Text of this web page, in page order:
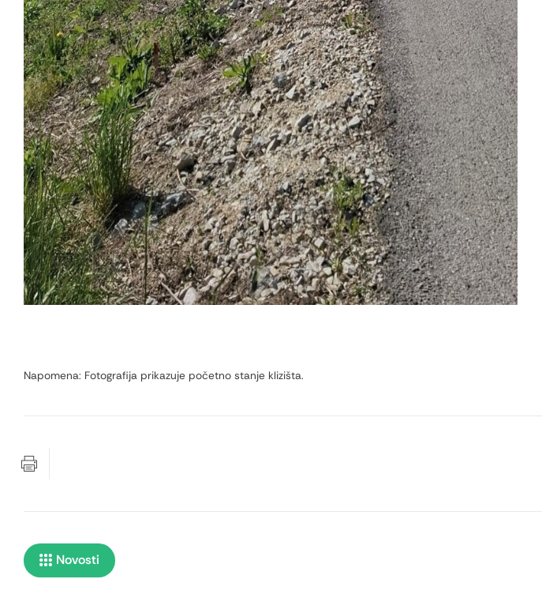
Napomena: Fotografija prikazuje početno stanje klizišta.
Novosti